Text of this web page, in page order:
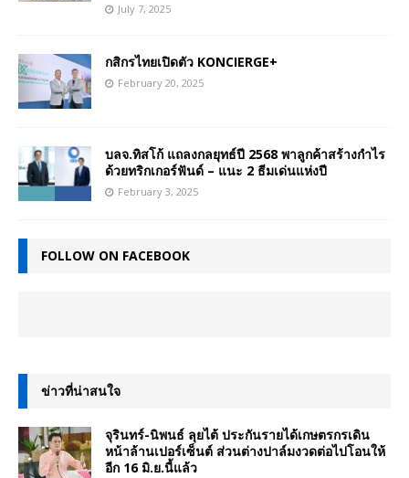
July 7, 2025
กสิกรไทยเปิดตัว KONCIERGE+
February 20, 2025
บลจ.ทิสโก้ แถลงกลยุทธ์ปี 2568 พาลูกค้าสร้างกำไร
ด้วยทริกเกอร์ฟันด์ – แนะ 2 ธีมเด่นแห่งปี
February 3, 2025
FOLLOW ON FACEBOOK
ข่าวที่น่าสนใจ
จุรินทร์-นิพนธ์ ลุยไต้ ประกันรายได้เกษตรกรเดิน
หน้าล้านเปอร์เซ็นต์ ส่วนต่างปาล์มงวดต่อไปโอนให้
อีก 16 มิ.ย.นี้แล้ว